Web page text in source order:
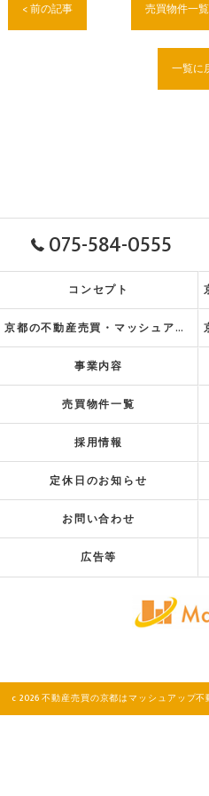
< 前の記事 売買物件一
一覧に
075-584-0555
コンセプト
京都の不動産売買・マッシュアップ不動産販売株式会社の評判
事業内容
売買物件一覧
採用情報
定休日のお知らせ
お問い合わせ
広告等
c 2026 不動産売買の京都はマッシュアップ不